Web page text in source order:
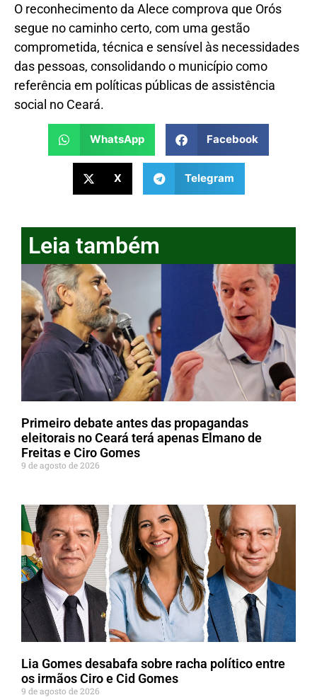
O reconhecimento da Alece comprova que Orós
segue no caminho certo, com uma gestão
comprometida, técnica e sensível às necessidades
das pessoas, consolidando o município como
referência em políticas públicas de assistência
social no Ceará.
WhatsApp Facebook
X Telegram
Leia também
Primeiro debate antes das propagandas
eleitorais no Ceará terá apenas Elmano de
Freitas e Ciro Gomes
9 de agosto de 2026
Lia Gomes desabafa sobre racha político entre
os irmãos Ciro e Cid Gomes
9 de agosto de 2026